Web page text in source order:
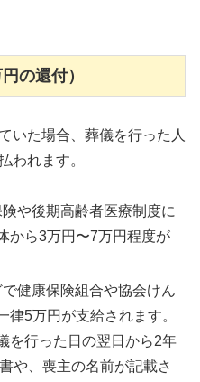
の還付）
いた場合、葬儀を行った人
われます。
や後期高齢者医療制度に
から3万円〜7万円程度が
健康保険組合や協会けん
5万円が支給されます。
を行った日の翌日から2年
や、喪主の名前が記載さ